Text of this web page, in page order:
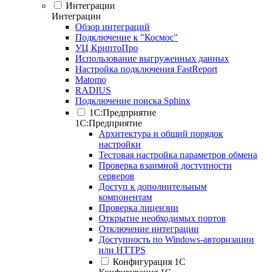
Интеграции
Интеграции
Обзор интеграций
Подключение к "Космос"
УЦ КриптоПро
Использование выгруженных данных
Настройка подключения FastReport
Matomo
RADIUS
Подключение поиска Sphinx
1С:Предприятие
1С:Предприятие
Архитектура и общий порядок
настройки
Тестовая настройка параметров обмена
Проверка взаимной доступности
серверов
Доступ к дополнительным
компонентам
Проверка лицензии
Открытие необходимых портов
Отключение интеграции
Доступность по Windows-авторизации
или HTTPS
Конфигурация 1С